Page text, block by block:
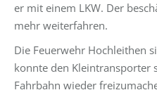
er mit einem LKW. Der
mehr weiterfahren.
Die Feuerwehr Hochleithen
konnte den Kleintransporter
Fahrbahn wieder